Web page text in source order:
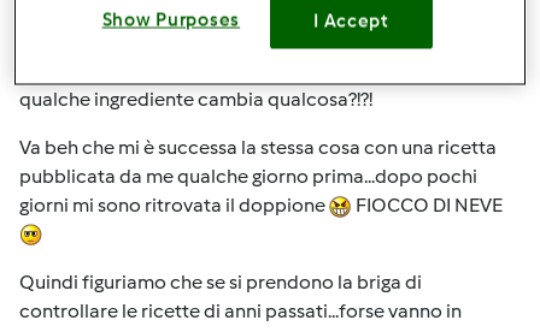
ordinato il risultato cambia!!! Le ricette pubblicate nel
2009 2011 o 2012 non vanno nel dimenticatoio, si fanno
qualche ingrediente cambia qualcosa?!?!
Va beh che mi è successa la stessa cosa con una ricetta
pubblicata da me qualche giorno prima...dopo pochi
giorni mi sono ritrovata il doppione
FIOCCO DI NEVE
Quindi figuriamo che se si prendono la briga di
controllare le ricette di anni passati...forse vanno in
Show Purposes I Accept